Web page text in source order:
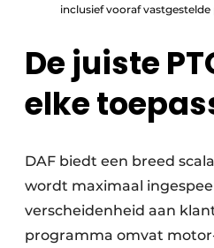
inclusief vooraf
De juiste
elke
DAF biedt een breed
wordt maximaal
verscheidenheid aan
programma omvat motor-